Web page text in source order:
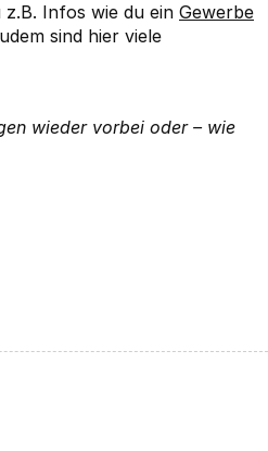
Infos wie du ein Gewerbe
sind hier viele
wieder vorbei oder – wie